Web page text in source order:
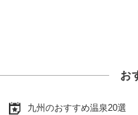
お
九州のおすすめ温泉20選